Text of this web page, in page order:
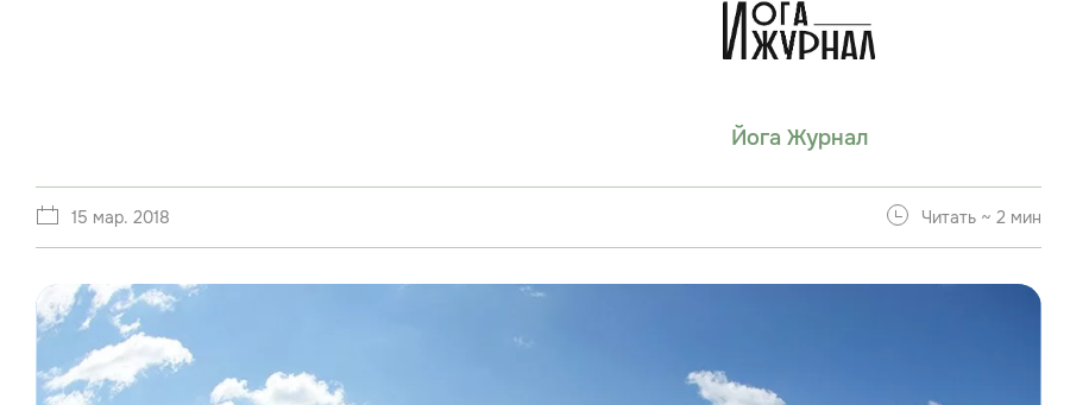
Йога Журнал
15 мар. 2018 Читать ~ 2 мин